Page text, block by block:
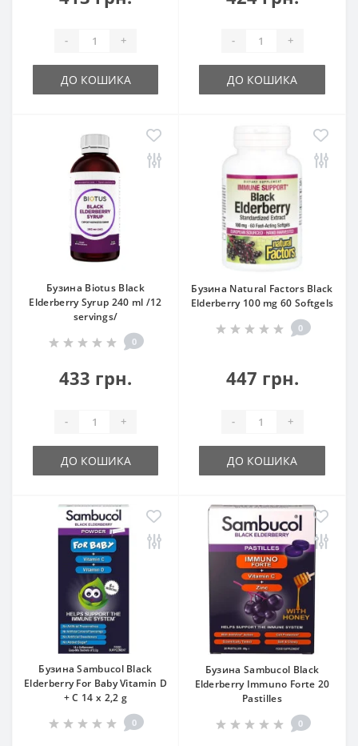
- +
ДО КОШИКА
- +
ДО КОШИКА
Бузина Biotus Black
Elderberry Syrup 240 ml /12
servings/
0
433 грн.
- +
ДО КОШИКА
Бузина Natural Factors Black
Elderberry 100 mg 60 Softgels
0
447 грн.
- +
ДО КОШИКА
Бузина Sambucol Black
Elderberry For Baby Vitamin D
+ C 14 х 2,2 g
0
Бузина Sambucol Black
Elderberry Immuno Forte 20
Pastilles
0